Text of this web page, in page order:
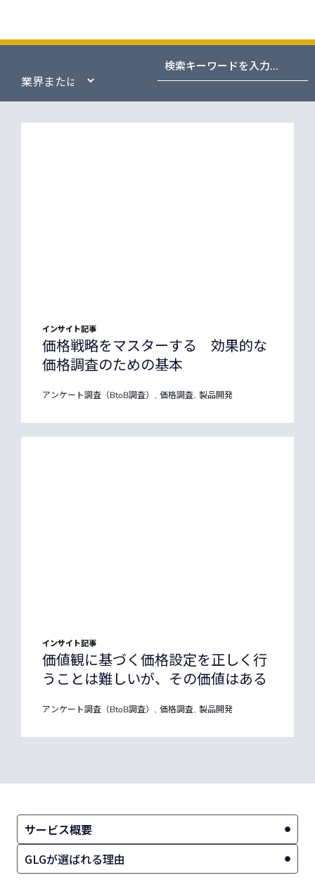
インサイト記事
価格戦略をマスターする 効果的な
価格調査のための基本
アンケート調査（BtoB調査） , 価格調査, 製品開発
インサイト記事
価値観に基づく価格設定を正しく行
うことは難しいが、その価値はある
アンケート調査（BtoB調査） , 価格調査, 製品開発
サービス概要
GLGが選ばれる理由